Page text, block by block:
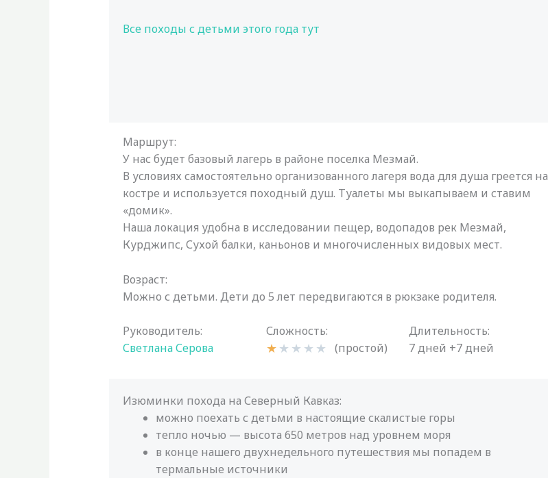
Все походы с детьми этого года тут
Маршрут:
У нас будет базовый лагерь в районе поселка Мезмай.
В условиях самостоятельно организованного лагеря вода для душа греется на
костре и используется походный душ. Туалеты мы выкапываем и ставим
«домик».
Наша локация удобна в исследовании пещер, водопадов рек Мезмай,
Курджипс, Сухой балки, каньонов и многочисленных видовых мест.
Возраст:
Можно с детьми. Дети до 5 лет передвигаются в рюкзаке родителя.
Руководитель:
Светлана Серова
Сложность:
(простой)
★ ★ ★ ★ ★
Длительность:
7 дней +7 дней
Изюминки похода на Северный Кавказ:
можно поехать с детьми в настоящие скалистые горы
тепло ночью — высота 650 метров над уровнем моря
в конце нашего двухнедельного путешествия мы попадем в
термальные источники